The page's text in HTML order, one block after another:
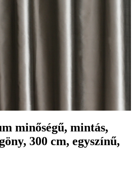
minőségű, mintás,
300 cm, egyszínű,